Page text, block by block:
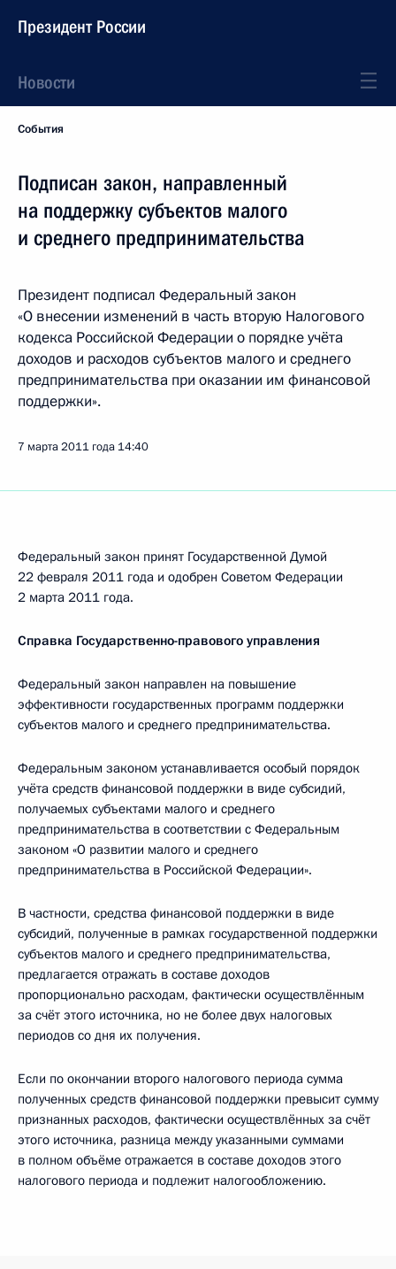
Президент России
Новости
События
Подписан закон, направленный
на поддержку субъектов малого
и среднего предпринимательства
Президент подписал Федеральный закон
«О внесении изменений в часть вторую Налогового
кодекса Российской Федерации о порядке учёта
доходов и расходов субъектов малого и среднего
предпринимательства при оказании им финансовой
поддержки».
7 марта 2011 года 14:40
Федеральный закон принят Государственной Думой
22 февраля 2011 года и одобрен Советом Федерации
2 марта 2011 года.
Справка Государственно-правового управления
Федеральный закон направлен на повышение
эффективности государственных программ поддержки
субъектов малого и среднего предпринимательства.
Федеральным законом устанавливается особый порядок
учёта средств финансовой поддержки в виде субсидий,
получаемых субъектами малого и среднего
предпринимательства в соответствии с Федеральным
законом «О развитии малого и среднего
предпринимательства в Российской Федерации».
В частности, средства финансовой поддержки в виде
субсидий, полученные в рамках государственной поддержки
субъектов малого и среднего предпринимательства,
предлагается отражать в составе доходов
пропорционально расходам, фактически осуществлённым
за счёт этого источника, но не более двух налоговых
периодов со дня их получения.
Если по окончании второго налогового периода сумма
полученных средств финансовой поддержки превысит сумму
признанных расходов, фактически осуществлённых за счёт
этого источника, разница между указанными суммами
в полном объёме отражается в составе доходов этого
налогового периода и подлежит налогообложению.